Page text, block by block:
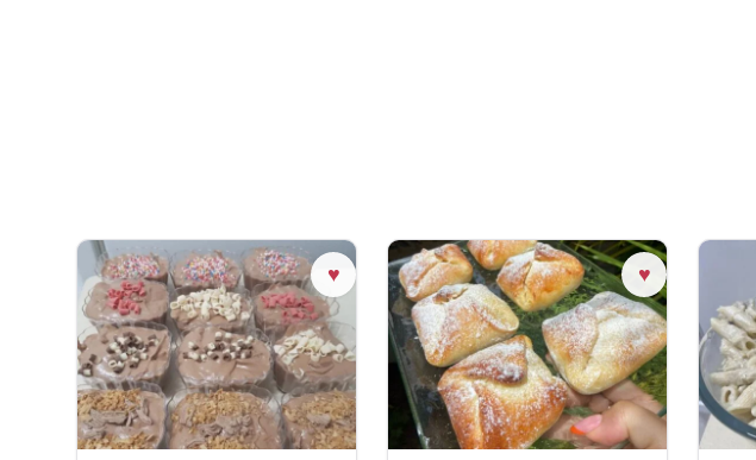
♥
♥